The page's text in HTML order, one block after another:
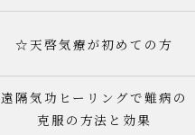
☆天啓気療が初めての方
遠隔気功ヒーリングで難病の
克服の方法と効果